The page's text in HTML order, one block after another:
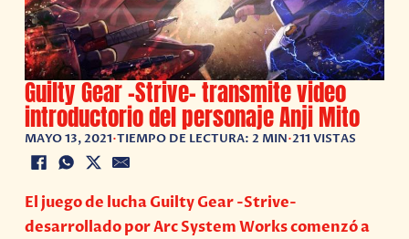
Guilty Gear -Strive- transmite video
introductorio del personaje Anji Mito
MAYO 13, 2021•TIEMPO DE LECTURA: 2 MIN•211 VISTAS
El juego de lucha Guilty Gear -Strive-
desarrollado por Arc System Works comenzó a